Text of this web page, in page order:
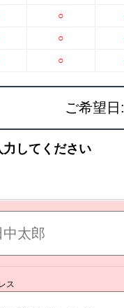
○
○
○
ご希望日:
してください
ス